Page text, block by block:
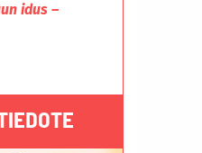
idus –